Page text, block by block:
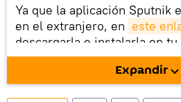
Ya que la aplicación Sputnik
en el extranjero, en este
descargarla e instalarla en
móvil (¡solo para Android!).
Expandir